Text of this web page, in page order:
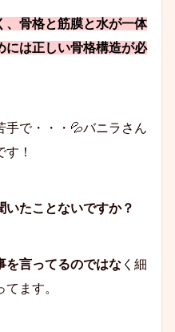
、骨格と筋膜と水が一体
には正しい骨格構造が必
手で・・・💦バニラさん
！
たことないですか？
を言ってるのではな く細
ます。